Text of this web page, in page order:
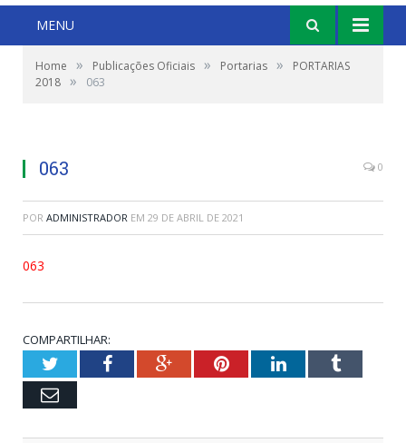
MENU
Home » Publicações Oficiais » Portarias »
PORTARIAS
2018 » 063
063 0
POR ADMINISTRADOR EM 29 DE ABRIL DE 2021
063
COMPARTILHAR:
TwitterFacebookGoogle+PinterestLinkedInTumblr
Email